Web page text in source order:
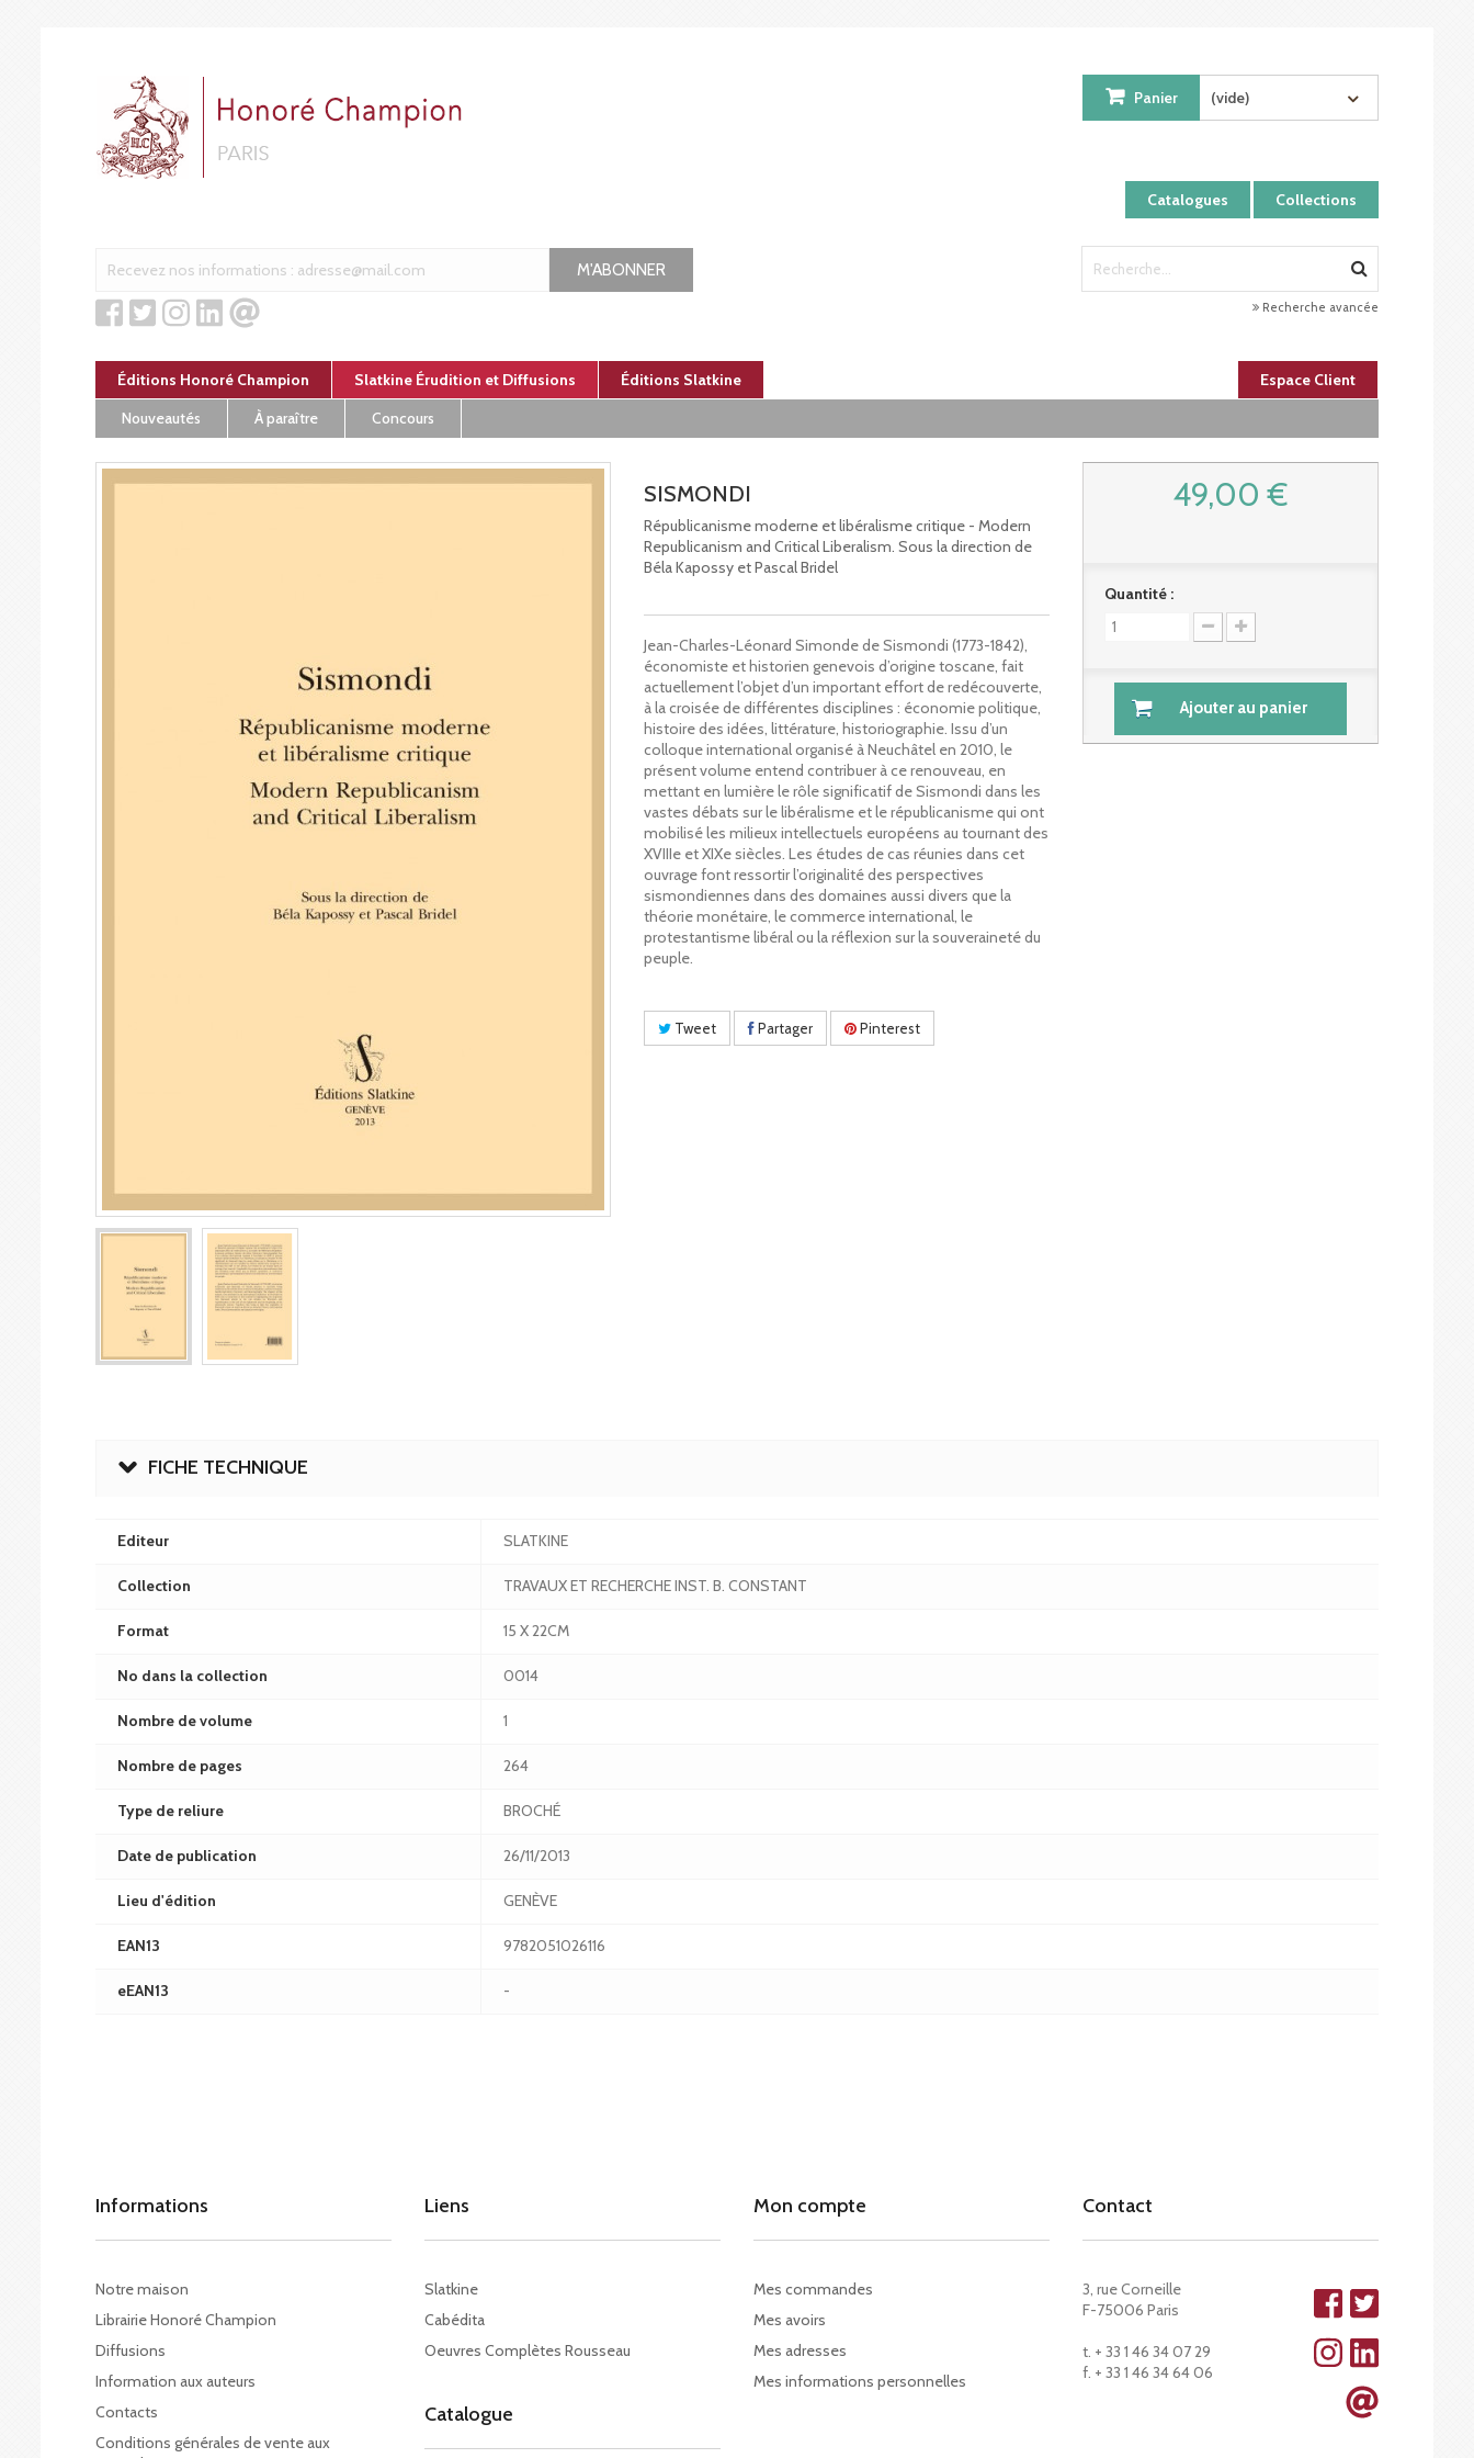
Catalogues Collections
Panier (vide)
M'ABONNER
Recherche avancée
Éditions Honoré Champion Slatkine Érudition et Diffusions Éditions Slatkine
Espace Client
Nouveautés
À paraître Concours
SISMONDI
Républicanisme moderne et libéralisme critique - Modern
Republicanism and Critical Liberalism. Sous la direction de
Béla Kapossy et Pascal Bridel
Jean-Charles-Léonard Simonde de Sismondi (1773-1842),
économiste et historien genevois d’origine toscane, fait
actuellement l’objet d’un important effort de redécouverte,
à la croisée de différentes disciplines : économie politique,
histoire des idées, littérature, historiographie. Issu d’un
colloque international organisé à Neuchâtel en 2010, le
présent volume entend contribuer à ce renouveau, en
mettant en lumière le rôle significatif de Sismondi dans les
vastes débats sur le libéralisme et le républicanisme qui ont
mobilisé les milieux intellectuels européens au tournant des
XVIIIe et XIXe siècles. Les études de cas réunies dans cet
ouvrage font ressortir l’originalité des perspectives
sismondiennes dans des domaines aussi divers que la
théorie monétaire, le commerce international, le
protestantisme libéral ou la réflexion sur la souveraineté du
peuple.
Tweet Partager Pinterest
49,00 €
Quantité :
Ajouter au panier
FICHE TECHNIQUE
Editeur SLATKINE
Collection TRAVAUX ET RECHERCHE INST. B. CONSTANT
Format 15 X 22CM
No dans la collection 0014
Nombre de volume 1
Nombre de pages 264
Type de reliure BROCHÉ
Date de publication 26/11/2013
Lieu d'édition GENÈVE
EAN13 9782051026116
eEAN13 -
Informations
Notre maison
Librairie Honoré Champion
Diffusions
Information aux auteurs
Contacts
Conditions générales de vente aux
Liens
Slatkine
Cabédita
Oeuvres Complètes Rousseau
Catalogue
Mon compte
Mes commandes
Mes avoirs
Mes adresses
Mes informations personnelles
Contact
3, rue Corneille
F-75006 Paris
t. + 33 1 46 34 07 29
f. + 33 1 46 34 64 06